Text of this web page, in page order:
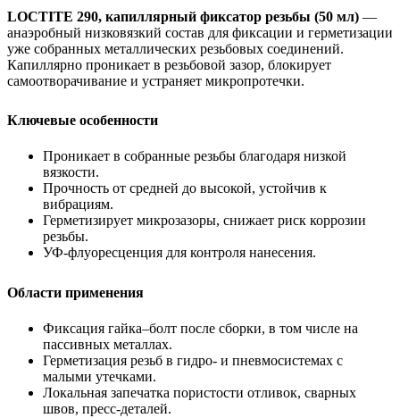
LOCTITE 290, капиллярный фиксатор резьбы (50 мл) —
анаэробный низковязкий состав для фиксации и герметизации
уже собранных металлических резьбовых соединений.
Капиллярно проникает в резьбовой зазор, блокирует
самоотворачивание и устраняет микропротечки.
Ключевые особенности
Проникает в собранные резьбы благодаря низкой
вязкости.
Прочность от средней до высокой, устойчив к
вибрациям.
Герметизирует микрозазоры, снижает риск коррозии
резьбы.
УФ-флуоресценция для контроля нанесения.
Области применения
Фиксация гайка–болт после сборки, в том числе на
пассивных металлах.
Герметизация резьб в гидро- и пневмосистемах с
малыми утечками.
Локальная запечатка пористости отливок, сварных
швов, пресс-деталей.